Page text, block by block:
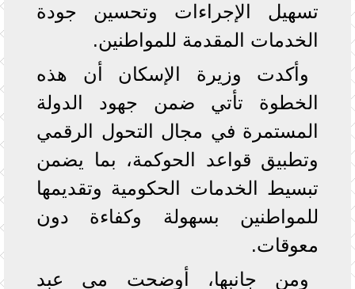
تسهيل الإجراءات وتحسين جودة
الخدمات المقدمة للمواطنين.
وأكدت وزيرة الإسكان أن هذه
الخطوة تأتي ضمن جهود الدولة
المستمرة في مجال التحول الرقمي
وتطبيق قواعد الحوكمة، بما يضمن
تبسيط الخدمات الحكومية وتقديمها
للمواطنين بسهولة وكفاءة دون
معوقات.
ومن جانبها، أوضحت مي عبد